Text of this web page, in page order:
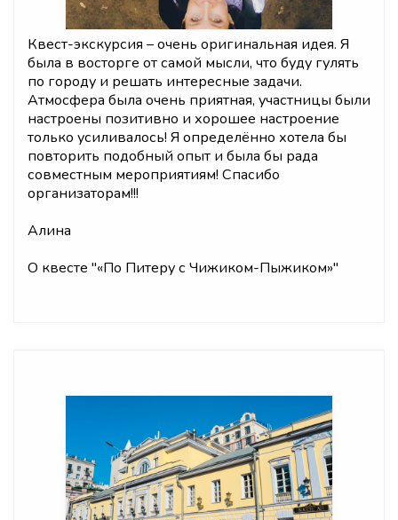
Квест-экскурсия – очень оригинальная идея. Я
была в восторге от самой мысли, что буду гулять
по городу и решать интересные задачи.
Атмосфера была очень приятная, участницы были
настроены позитивно и хорошее настроение
только усиливалось! Я определённо хотела бы
повторить подобный опыт и была бы рада
совместным мероприятиям! Спасибо
организаторам!!!
Алина
О квесте "«По Питеру с Чижиком-Пыжиком»"